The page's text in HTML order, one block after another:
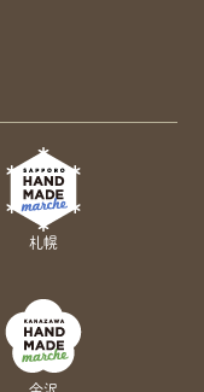
札幌